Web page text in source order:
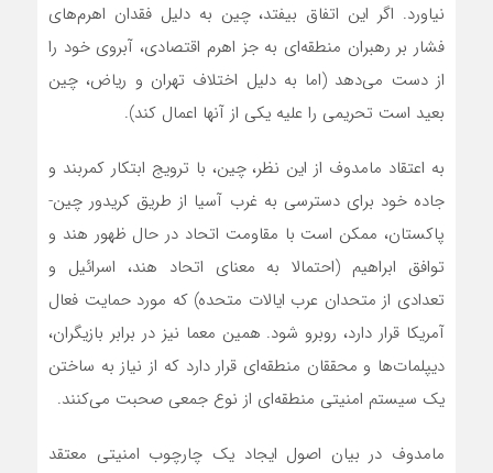
نیاورد. اگر این اتفاق بیفتد، چین به دلیل فقدان اهرم‌های
فشار بر رهبران منطقه‌ای به جز اهرم اقتصادی، آبروی خود را
از دست می‌دهد (اما به دلیل اختلاف تهران و ریاض، چین
بعید است تحریمی را علیه یکی از آنها اعمال کند).
به اعتقاد مامدوف از این نظر، چین، با ترویج ابتکار کمربند و
جاده خود برای دسترسی به غرب آسیا از طریق کریدور چین-
پاکستان، ممکن است با مقاومت اتحاد در حال ظهور هند و
توافق ابراهیم (احتمالا به معنای اتحاد هند، اسرائیل و
تعدادی از متحدان عرب ایالات متحده) که مورد حمایت فعال
آمریکا قرار دارد، روبرو شود. همین معما نیز در برابر بازیگران،
دیپلمات‌ها و محققان منطقه‌ای قرار دارد که از نیاز به ساختن
یک سیستم امنیتی منطقه‌ای از نوع جمعی صحبت می‌کنند.
مامدوف در بیان اصول ایجاد یک چارچوب امنیتی معتقد